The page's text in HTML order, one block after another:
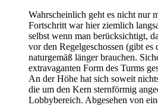
Wahrscheinlich geht es nicht nur
Fortschritt war hier ziemlich
selbst wenn man berücksichtigt,
vor den Regelgeschossen (gibt es
naturgemäß länger brauchen.
extravaganten Form des Turms
An der Höhe hat sich soweit
die um den Kern sternförmig
Lobbybereich. Abgesehen von